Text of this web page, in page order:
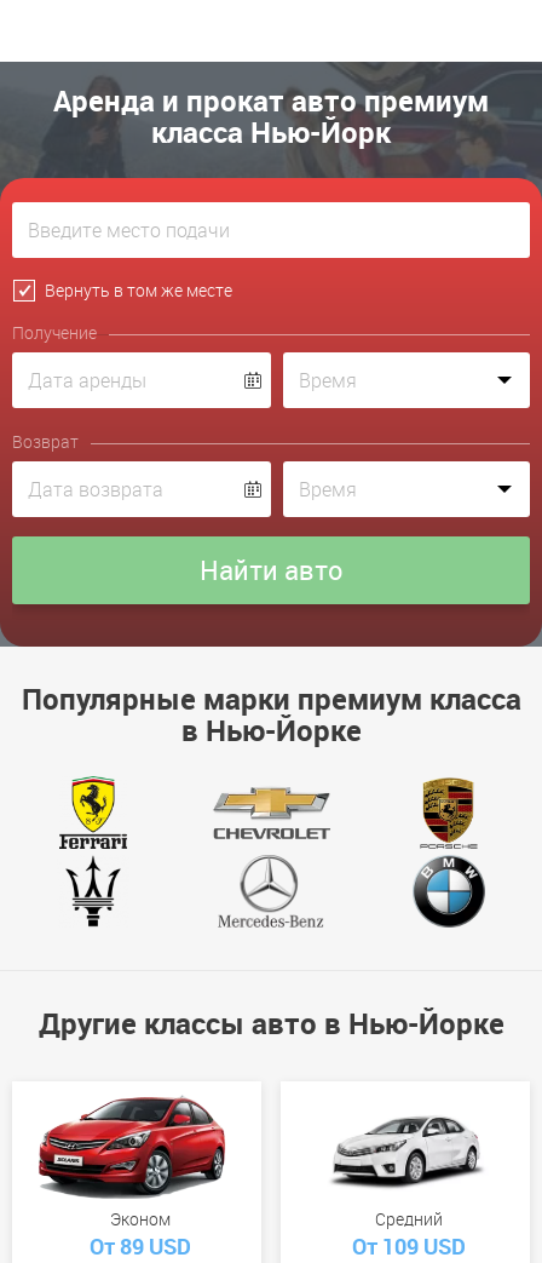
Аренда и прокат авто премиум
класса Нью-Йорк
Вернуть в том же месте
Получение
Возврат
Популярные марки премиум класса
в Нью-Йорке
Другие классы авто в Нью-Йорке
Эконом
От 89 USD
Средний
От 109 USD